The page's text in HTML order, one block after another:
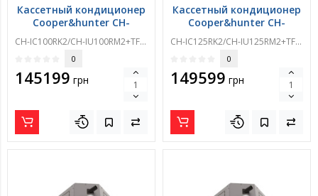
Кассетный кондиционер
Cooper&hunter CH-
IC100RK2/CH-
IU100RM2+TF06
CH-IC100RK2/CH-IU100RM2+TF06
0
145199 грн
Кассетный кондиционер
Cooper&hunter CH-
IC125RK2/CH-
IU125RM2+TF06
CH-IC125RK2/CH-IU125RM2+TF06
0
149599 грн